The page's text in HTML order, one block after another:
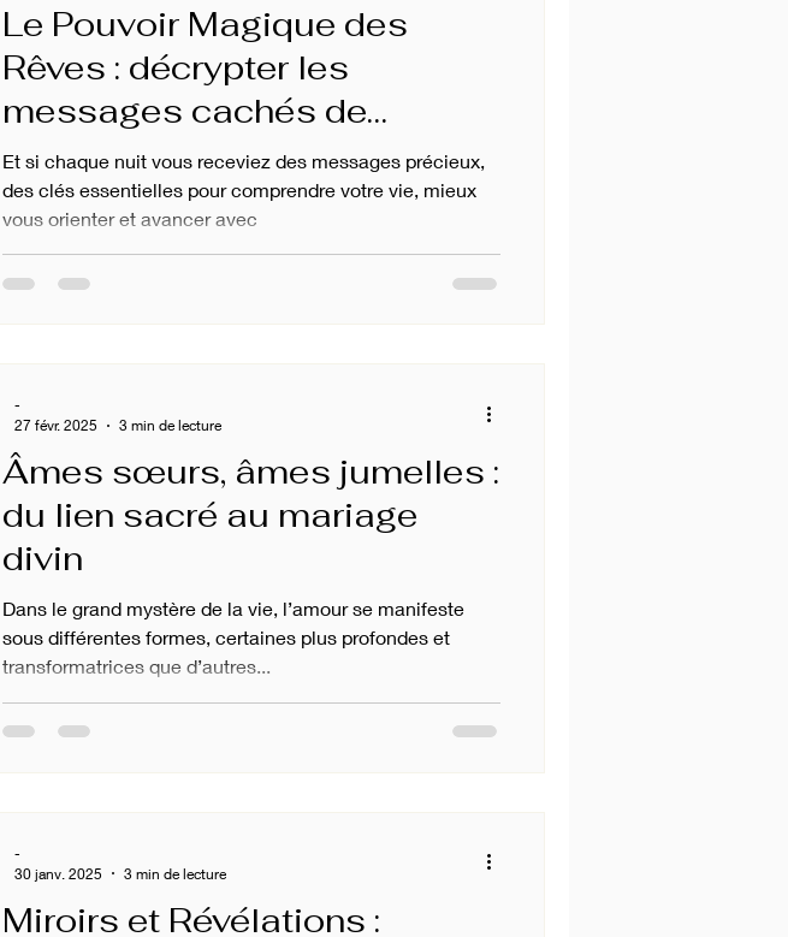
Le Pouvoir Magique des
Rêves : décrypter les
messages cachés de
l’Inconscient...
Et si chaque nuit vous receviez des messages précieux,
des clés essentielles pour comprendre votre vie, mieux
vous orienter et avancer avec
Âmes sœurs, âmes jumelles :
du lien sacré au mariage
divin
Dans le grand mystère de la vie, l’amour se manifeste
sous différentes formes, certaines plus profondes et
transformatrices que d’autres...
-
27 févr. 2025
3 min de lecture
Miroirs et Révélations :
-
30 janv. 2025
3 min de lecture